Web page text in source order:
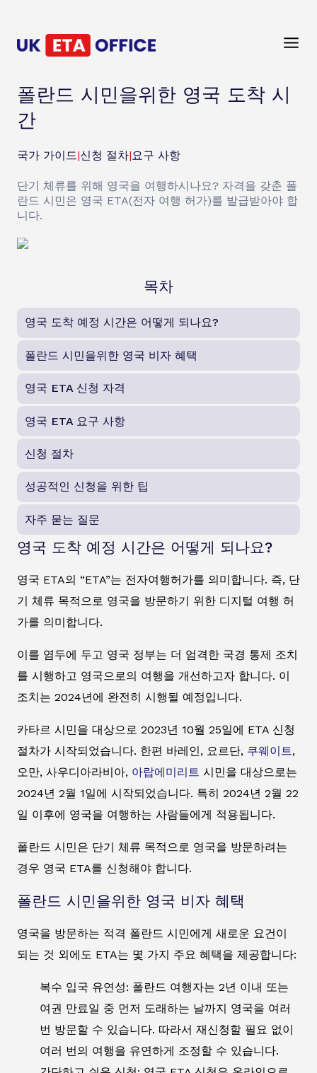
폴란드 시민을위한 영국 도착 시
간
국가 가이드|신청 절차|요구 사항
단기 체류를 위해 영국을 여행하시나요? 자격을 갖춘 폴
란드 시민은 영국 ETA(전자 여행 허가)를 발급받아야 합
니다.
목차
영국 도착 예정 시간은 어떻게 되나요?
폴란드 시민을위한 영국 비자 혜택
영국 ETA 신청 자격
영국 ETA 요구 사항
신청 절차
성공적인 신청을 위한 팁
자주 묻는 질문
영국 도착 예정 시간은 어떻게 되나요?
영국 ETA의 “ETA”는 전자여행허가를 의미합니다. 즉, 단
기 체류 목적으로 영국을 방문하기 위한 디지털 여행 허
가를 의미합니다.
이를 염두에 두고 영국 정부는 더 엄격한 국경 통제 조치
를 시행하고 영국으로의 여행을 개선하고자 합니다. 이
조치는 2024년에 완전히 시행될 예정입니다.
카타르 시민을 대상으로 2023년 10월 25일에 ETA 신청
절차가 시작되었습니다. 한편 바레인, 요르단, 쿠웨이트,
오만, 사우디아라비아, 아랍에미리트 시민을 대상으로는
2024년 2월 1일에 시작되었습니다. 특히 2024년 2월 22
일 이후에 영국을 여행하는 사람들에게 적용됩니다.
폴란드 시민은 단기 체류 목적으로 영국을 방문하려는
경우 영국 ETA를 신청해야 합니다.
폴란드 시민을위한 영국 비자 혜택
영국을 방문하는 적격 폴란드 시민에게 새로운 요건이
되는 것 외에도 ETA는 몇 가지 주요 혜택을 제공합니다:
복수 입국 유연성: 폴란드 여행자는 2년 이내 또는
여권 만료일 중 먼저 도래하는 날까지 영국을 여러
번 방문할 수 있습니다. 따라서 재신청할 필요 없이
여러 번의 여행을 유연하게 조정할 수 있습니다.